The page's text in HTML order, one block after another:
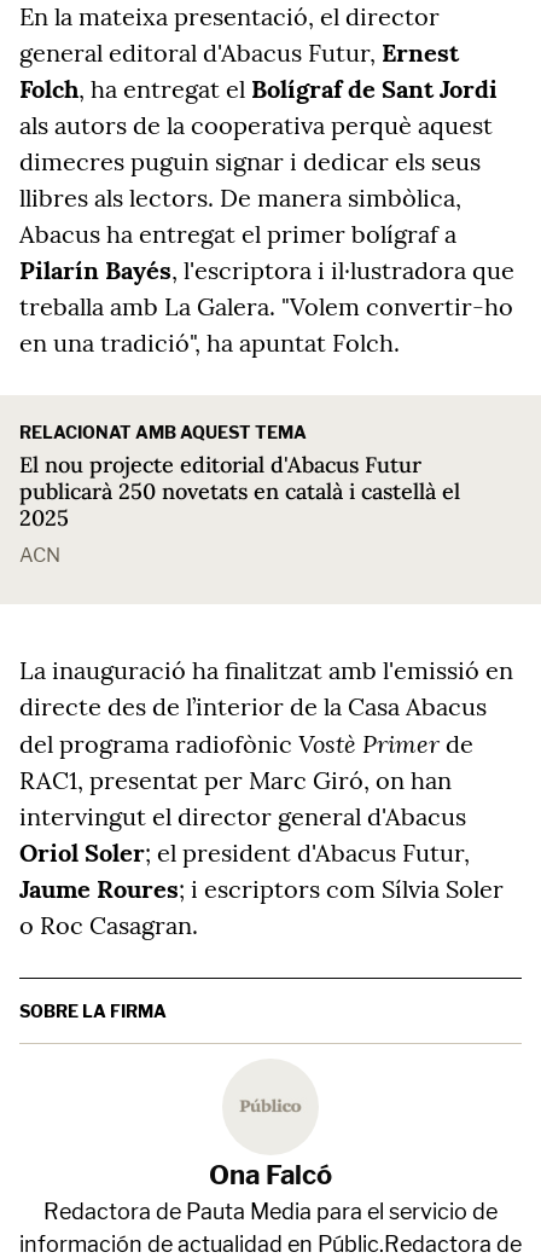
En la mateixa presentació, el director
general editoral d'Abacus Futur, Ernest
Folch, ha entregat el Bolígraf de Sant Jordi
als autors de la cooperativa perquè aquest
dimecres puguin signar i dedicar els seus
llibres als lectors. De manera simbòlica,
Abacus ha entregat el primer bolígraf a
Pilarín Bayés, l'escriptora i il·lustradora que
treballa amb La Galera. "Volem convertir-ho
en una tradició", ha apuntat Folch.
RELACIONAT AMB AQUEST TEMA
El nou projecte editorial d'Abacus Futur
publicarà 250 novetats en català i castellà el
2025
ACN
La inauguració ha finalitzat amb l'emissió en
directe des de l’interior de la Casa Abacus
del programa radiofònic Vostè Primer de
RAC1, presentat per Marc Giró, on han
intervingut el director general d'Abacus
Oriol Soler; el president d'Abacus Futur,
Jaume Roures; i escriptors com Sílvia Soler
o Roc Casagran.
SOBRE LA FIRMA
Ona Falcó
Redactora de Pauta Media para el servicio de
información de actualidad en Públic.Redactora de